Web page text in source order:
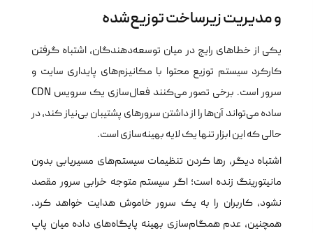
و مدیریت زیرساخت توزیع‌شده
یکی از خطاهای رایج در میان توسعه‌دهندگان، اشتباه گرفتن
کارکرد سیستم توزیع محتوا با مکانیزم‌های پایداری سایت و
سرور است. برخی تصور می‌کنند فعال‌سازی یک سرویس CDN
ساده می‌تواند آن‌ها را از داشتن سرورهای پشتیبان بی‌نیاز کند، در
حالی که این ابزار تنها یک لایه بهینه‌سازی است.
اشتباه دیگر، رها کردن تنظیمات سیستم‌های مسیریابی بدون
مانیتورینگ زنده است؛ اگر سیستم متوجه خرابی سرور مقصد
نشود، کاربران را به یک سرور خاموش هدایت خواهد کرد.
همچنین، عدم همگام‌سازی بهینه پایگاه‌های داده میان پاپ